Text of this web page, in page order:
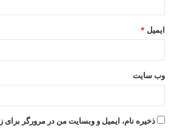
ایمیل *
وب‌ سایت
ذخیره نام، ایمیل و وبسایت من در مرورگر برای